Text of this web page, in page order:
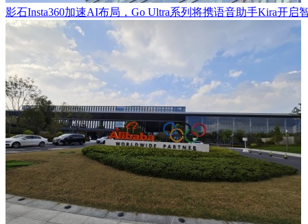
影石Insta360加速AI布局，Go Ultra系列将携语音助手Kira开启